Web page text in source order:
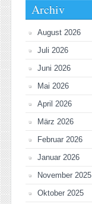
Archiv
August 2026
Juli 2026
Juni 2026
Mai 2026
April 2026
März 2026
Februar 2026
Januar 2026
November 2025
Oktober 2025